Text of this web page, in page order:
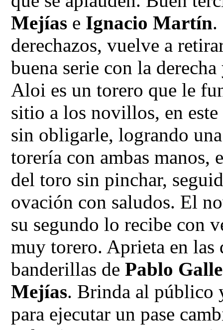
Mejías e Ignacio Martín.
derechazos, vuelve a
buena serie con la
Aloi es un torero que le
sitio a los novillos, en
sin obligarle, logrando
torería con ambas manos,
del toro sin pinchar,
ovación con saludos. El
su segundo lo recibe con
muy torero. Aprieta en las
banderillas dePablo
Mejías. Brinda al público
para ejecutar un pase